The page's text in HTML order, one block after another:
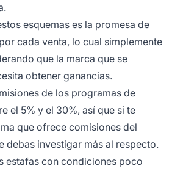
esquemas es la promesa de
cada venta, lo cual simplemente
que la marca que se
obtener ganancias.
de los programas de
el 5% y el 30%, así que si te
que ofrece comisiones del
debas investigar más al respecto.
estafas con condiciones poco